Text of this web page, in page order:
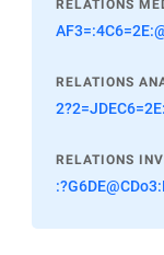
RELATIONS
RELATIONS
RELATIONS